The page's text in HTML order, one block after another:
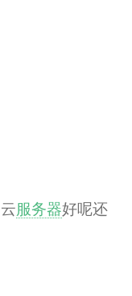
服务器好呢还